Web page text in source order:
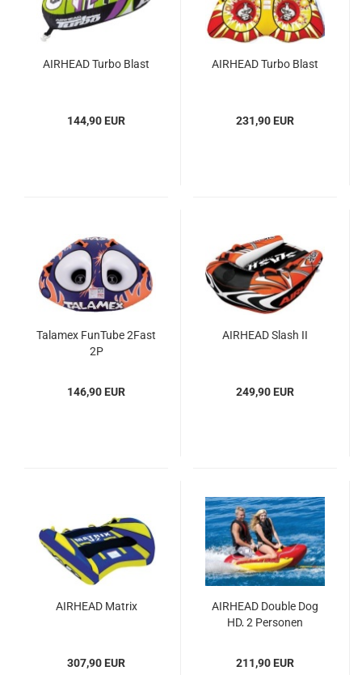
AIR­HEAD Turbo Blast
144,90 EUR
AIR­HEAD Turbo Blast
231,90 EUR
Tal­amex Fun­Tu­be 2Fast
2P
146,90 EUR
AIR­HEAD Slash II
249,90 EUR
AIR­HEAD Ma­trix
307,90 EUR
AIR­HEAD Dou­ble Dog
HD, 2 Per­so­nen
211,90 EUR